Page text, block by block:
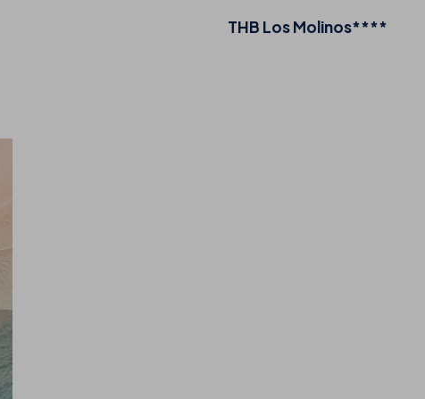
THB Los Molinos****